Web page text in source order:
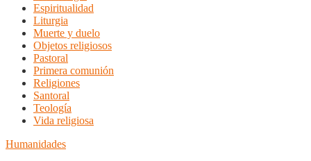
Espiritualidad
Liturgia
Muerte y duelo
Objetos religiosos
Pastoral
Primera comunión
Religiones
Santoral
Teología
Vida religiosa
Humanidades